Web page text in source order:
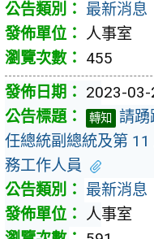
最新消息
人事室
455
2023-03-
轉知
請踴
任總統副總統及第
務工作人員
最新消息
人事室